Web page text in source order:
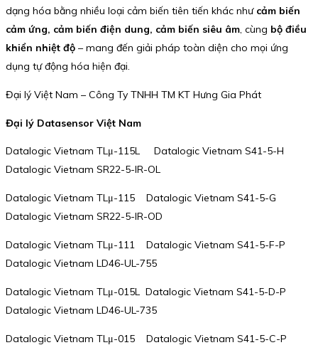
dạng hóa bằng nhiều loại cảm biến tiên tiến khác như cảm biến
cảm ứng, cảm biến điện dung, cảm biến siêu âm, cùng bộ điều
khiển nhiệt độ – mang đến giải pháp toàn diện cho mọi ứng
dụng tự động hóa hiện đại.
Đại lý Việt Nam – Công Ty TNHH TM KT Hưng Gia Phát
Đại lý Datasensor Việt Nam
Datalogic Vietnam TLμ-115L Datalogic Vietnam S41-5-H
Datalogic Vietnam SR22-5-IR-OL
Datalogic Vietnam TLμ-115 Datalogic Vietnam S41-5-G
Datalogic Vietnam SR22-5-IR-OD
Datalogic Vietnam TLμ-111 Datalogic Vietnam S41-5-F-P
Datalogic Vietnam LD46-UL-755
Datalogic Vietnam TLμ-015L Datalogic Vietnam S41-5-D-P
Datalogic Vietnam LD46-UL-735
Datalogic Vietnam TLμ-015 Datalogic Vietnam S41-5-C-P